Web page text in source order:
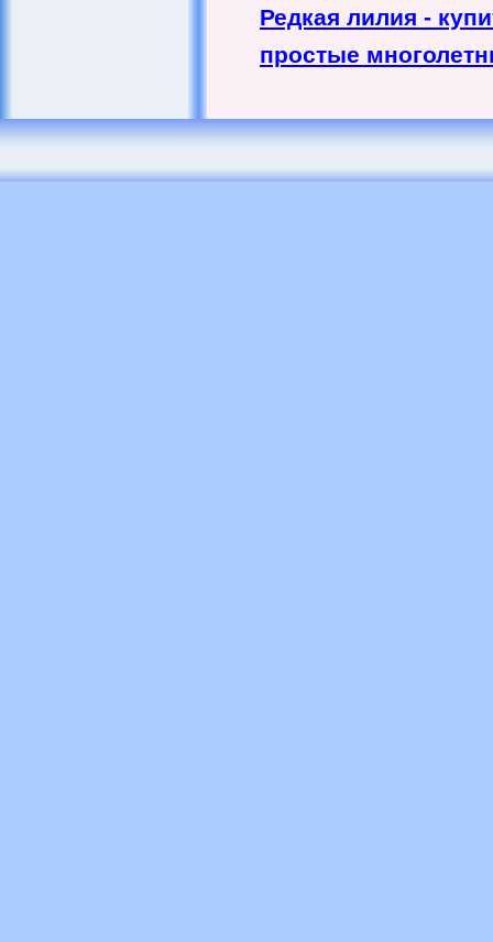
Редкая лилия -
простые